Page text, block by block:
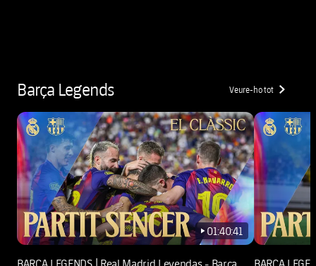
Barça Legends Veure-ho totchevron-right-
play-new
01:40:41
BARÇA LEGENDS | Real Madrid Leyendas - Barça
BARÇA